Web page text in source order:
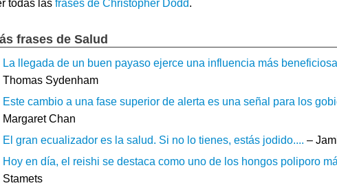
todas las frases de Christopher Dodd.
frases de Salud
La llegada de un buen payaso ejerce una influencia más
Thomas Sydenham
Este cambio a una fase superior de alerta es una señal para los
Margaret Chan
El gran ecualizador es la salud. Si no lo tienes, estás jodido.... –
Hoy en día, el reishi se destaca como uno de los hongos poliporo
Stamets